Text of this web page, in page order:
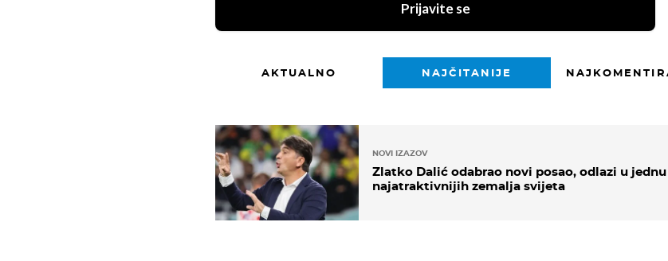
Prijavite se
AKTUALNO NAJČITANIJE
NOVI IZAZOV
Zlatko Dalić odabrao novi posao, odlazi u
najatraktivnijih zemalja svijeta